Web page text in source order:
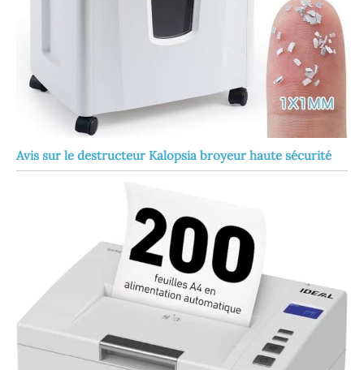
Avis sur le destructeur Kalopsia broyeur haute sécurité